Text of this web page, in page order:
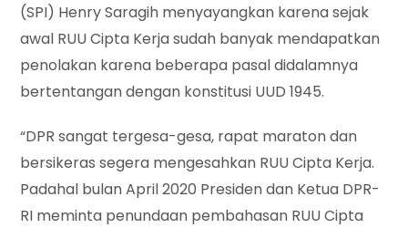
(SPI) Henry Saragih menyayangkan karena sejak
awal RUU Cipta Kerja sudah banyak mendapatkan
penolakan karena beberapa pasal didalamnya
bertentangan dengan konstitusi UUD 1945.
“DPR sangat tergesa-gesa, rapat maraton dan
bersikeras segera mengesahkan RUU Cipta Kerja.
Padahal bulan April 2020 Presiden dan Ketua DPR-
RI meminta penundaan pembahasan RUU Cipta